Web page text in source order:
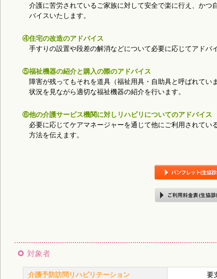
介護に苦労されているご家族に対して安全で楽に行え、かつ
バイスいたします。
④住宅の改造のアドバイス
手すりの設置や段差の解消などについて必要に応じてアドバ
⑤福祉機器の紹介と購入の際のアドバイス
障害が残ってもそれを道具（福祉用具・自助具と呼ばれてい
状況を見ながら適切な福祉機器の紹介を行います。
⑥他の介護サービス機関に対しリハビリについてのアドバイス
必要に応じてケアマネージャーを通じて他にご利用されてい
方法を伝えます。
対象者
介護予防訪問リハビリテーション
要